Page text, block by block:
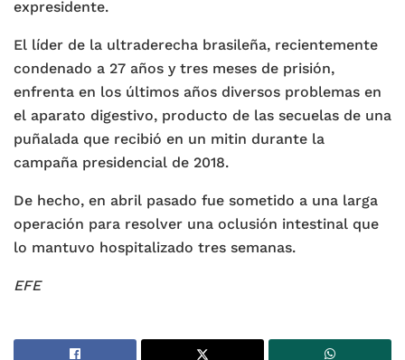
expresidente.
El líder de la ultraderecha brasileña, recientemente
condenado a 27 años y tres meses de prisión,
enfrenta en los últimos años diversos problemas en
el aparato digestivo, producto de las secuelas de una
puñalada que recibió en un mitin durante la
campaña presidencial de 2018.
De hecho, en abril pasado fue sometido a una larga
operación para resolver una oclusión intestinal que
lo mantuvo hospitalizado tres semanas.
EFE